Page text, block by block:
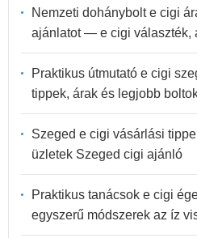
Nemzeti dohánybolt e cigi
ajánlatot — e cigi választék,
Praktikus útmutató e cigi
tippek, árak és legjobb
Szeged e cigi vásárlási
üzletek Szeged cigi ajánló
Praktikus tanácsok e cigi
egyszerű módszerek az íz